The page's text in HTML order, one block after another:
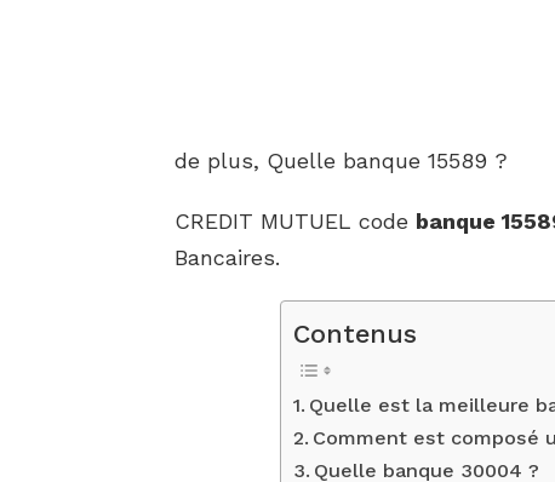
de plus, Quelle banque 15589 ?
CREDIT MUTUEL code banque
Bancaires.
Contenus
Quelle est la meilleure
Comment est composé
Quelle banque 30004 ?